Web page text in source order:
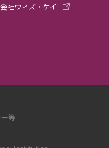
社ウィズ・ケイ
等